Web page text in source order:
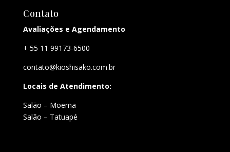
Contato
Avaliações e Agendamento
+ 55 11 99173-6500
contato@kioshisako.com.br
Locais de Atendimento:
Salão – Moema
Salão – Tatuapé